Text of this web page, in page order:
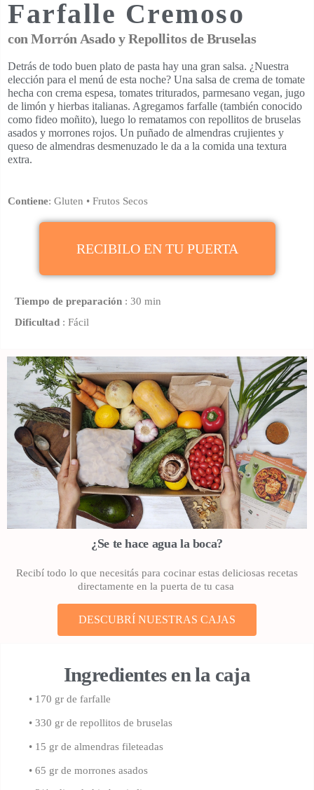
Farfalle Cremoso
con Morrón Asado y Repollitos de Bruselas
Detrás de todo buen plato de pasta hay una gran salsa. ¿Nuestra
elección para el menú de esta noche? Una salsa de crema de tomate
hecha con crema espesa, tomates triturados, parmesano vegan, jugo
de limón y hierbas italianas. Agregamos farfalle (también conocido
como fideo moñito), luego lo rematamos con repollitos de bruselas
asados y morrones rojos. Un puñado de almendras crujientes y
queso de almendras desmenuzado le da a la comida una textura
extra.
Contiene: Gluten • Frutos Secos
RECIBILO EN TU PUERTA
Tiempo de preparación : 30 min
Dificultad : Fácil
¿Se te hace agua la boca?
Recibí todo lo que necesitás para cocinar estas deliciosas recetas
directamente en la puerta de tu casa
DESCUBRÍ NUESTRAS CAJAS
Ingredientes en la caja
• 170 gr de farfalle
• 330 gr de repollitos de bruselas
• 15 gr de almendras fileteadas
• 65 gr de morrones asados